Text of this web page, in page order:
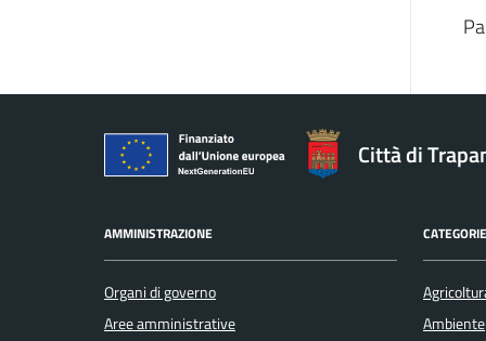
Città di
AMMINISTRAZIONE
Organi di governo
Aree amministrative
Ambiente